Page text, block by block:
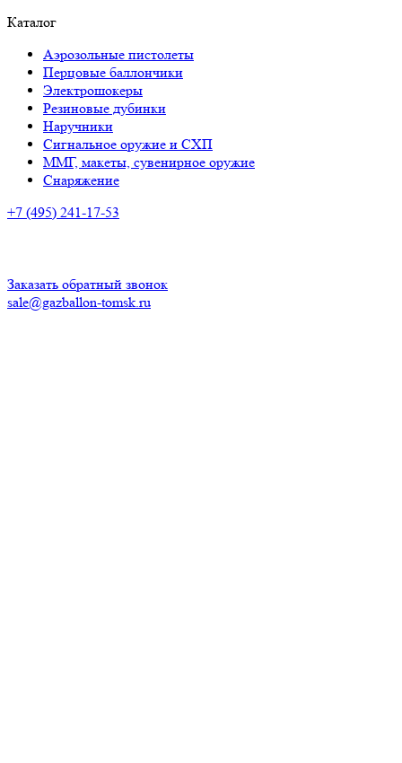
Каталог
Аэрозольные пистолеты
Перцовые баллончики
Электрошокеры
Резиновые дубинки
Наручники
Сигнальное оружие и СХП
ММГ, макеты, сувенирное оружие
Снаряжение
+7 (495) 241-17-53
Заказать обратный звонок
sale@gazballon-tomsk.ru